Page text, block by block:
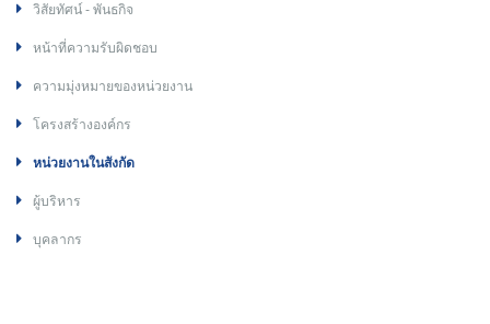
วิสัยทัศน์ - พันธกิจ
หน้าที่ความรับผิดชอบ
ความมุ่งหมายของหน่วยงาน
โครงสร้างองค์กร
หน่วยงานในสังกัด
ผู้บริหาร
บุคลากร